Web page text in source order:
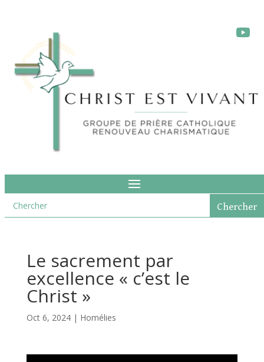
Le sacrement par
excellence « c’est le
Christ »
Oct 6, 2024| Homélies